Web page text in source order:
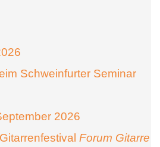
Schweinfurter Seminar
2026
Forum Gitarre